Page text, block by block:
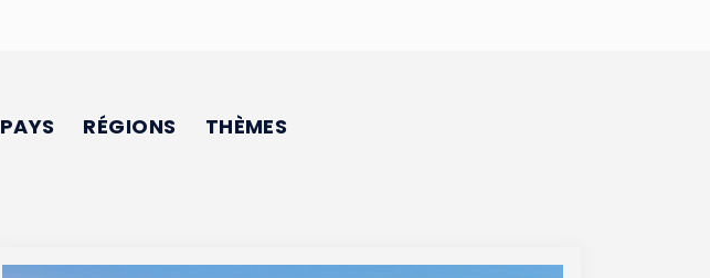
PAYS RÉGIONS THÈMES